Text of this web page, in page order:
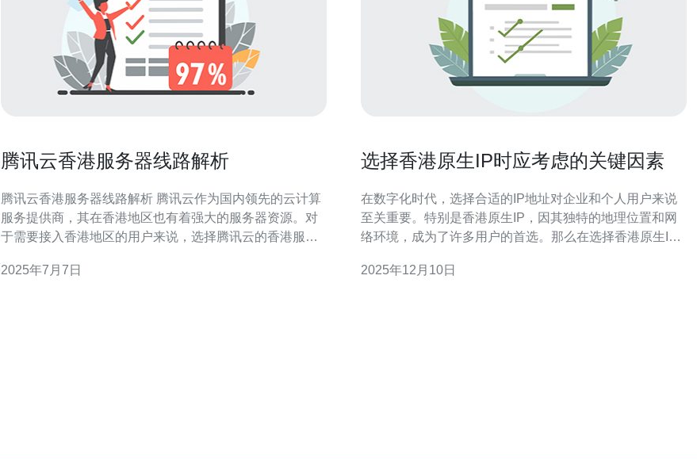
腾讯云香港服务器线路解析
腾讯云香港服务器线路解析 腾讯云作为国内领先的云计算
服务提供商，其在香港地区也有着强大的服务器资源。对
于需要接入香港地区的用户来说，选择腾讯云的香港服务
务器的线路情况。 腾讯云在香港地区拥有多条高速线路，
2025年7月7日
选择香港原生IP时应考虑的关键因素
在数字化时代，选择合适的IP地址对企业和个人用户来说
至关重要。特别是香港原生IP，因其独特的地理位置和网
络环境，成为了许多用户的首选。那么在选择香港原生IP
的步骤指南。 1. 确定使用目的 在选择香港原生IP之前，首
2025年12月10日